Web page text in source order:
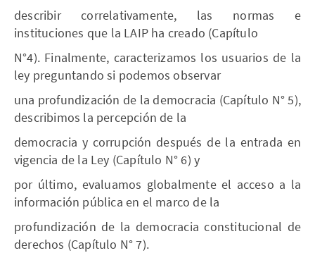
describir correlativamente, las normas e
instituciones que la LAIP ha creado (Capítulo
N°4). Finalmente, caracterizamos los usuarios de la
ley preguntando si podemos observar
una profundización de la democracia (Capítulo N° 5),
describimos la percepción de la
democracia y corrupción después de la entrada en
vigencia de la Ley (Capítulo N° 6) y
por último, evaluamos globalmente el acceso a la
información pública en el marco de la
profundización de la democracia constitucional de
derechos (Capítulo N° 7).